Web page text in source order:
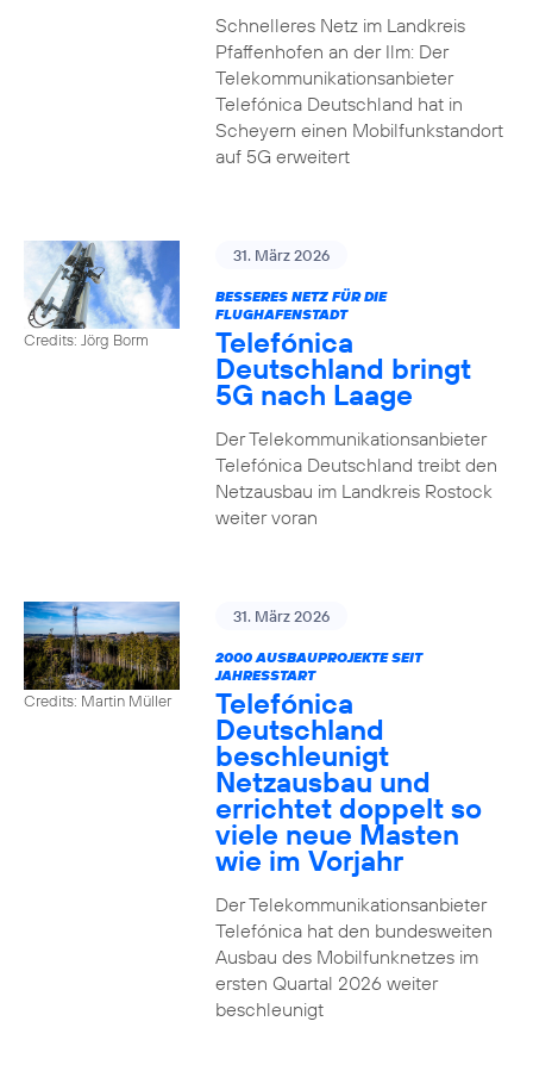
Schnelleres Netz im Landkreis
Pfaffenhofen an der Ilm: Der
Telekommunikationsanbieter
Telefónica Deutschland hat in
Scheyern einen Mobilfunkstandort
auf 5G erweitert
Credits: Jörg Borm
31. März 2026
BESSERES NETZ FÜR DIE
FLUGHAFENSTADT
Telefónica
Deutschland bringt
5G nach Laage
Der Telekommunikationsanbieter
Telefónica Deutschland treibt den
Netzausbau im Landkreis Rostock
weiter voran
Credits: Martin Müller
31. März 2026
2000 AUSBAUPROJEKTE SEIT
JAHRESSTART
Telefónica
Deutschland
beschleunigt
Netzausbau und
errichtet doppelt so
viele neue Masten
wie im Vorjahr
Der Telekommunikationsanbieter
Telefónica hat den bundesweiten
Ausbau des Mobilfunknetzes im
ersten Quartal 2026 weiter
beschleunigt